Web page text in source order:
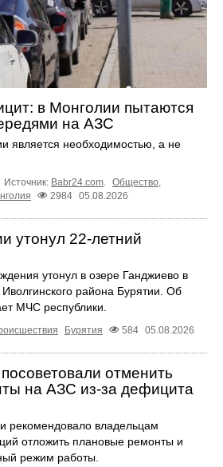
в Монголии пытаются
на АЗС
является необходимостью, а не
Источник: Babr24.com Общество
2984 05.08.2026
утонул 22-летний
утонул в озере Ганджиево в
района Бурятии. Об
МЧС республики.
Бурятия 584 05.08.2026
отменить
на АЗС из-за дефицита
рекомендовало владельцам
отложить плановые ремонты и
режим работы.